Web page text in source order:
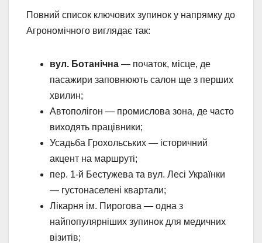
Повний список ключових зупинок у напрямку до
Агрономічного виглядає так:
вул. Ботанічна — початок, місце, де
пасажири заповнюють салон ще з перших
хвилин;
Автополігон — промислова зона, де часто
виходять працівники;
Усадьба Грохольських — історичний
акцент на маршруті;
пер. 1-й Бестужева та вул. Лесі Українки
— густонаселені квартали;
Лікарня ім. Пирогова — одна з
найпопулярніших зупинок для медичних
візитів;